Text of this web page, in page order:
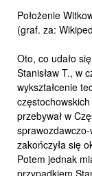
Położenie
(graf. za:
Oto, co udało
Stanisław T., w
wykształcenie
przebywał w
zakończyła się
Potem jednak
przypadkiem